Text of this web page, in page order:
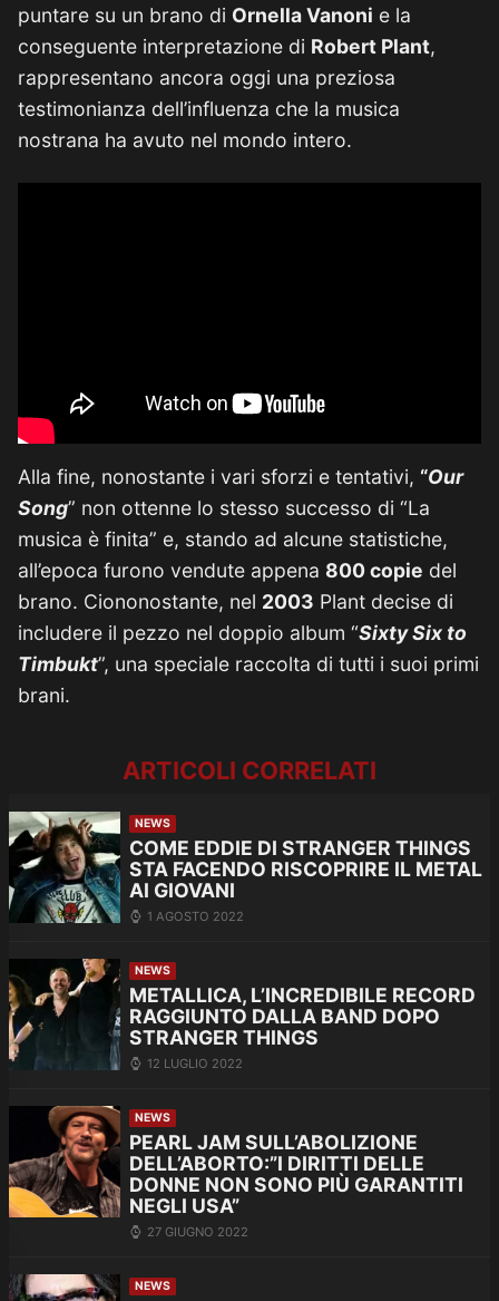
puntare su un brano di Ornella Vanoni e la
conseguente interpretazione di Robert Plant,
rappresentano ancora oggi una preziosa
testimonianza dell’influenza che la musica
nostrana ha avuto nel mondo intero.
Alla fine, nonostante i vari sforzi e tentativi, “Our
Song” non ottenne lo stesso successo di “La
musica è finita” e, stando ad alcune statistiche,
all’epoca furono vendute appena 800 copie del
brano. Ciononostante, nel 2003 Plant decise di
includere il pezzo nel doppio album “Sixty Six to
Timbukt”, una speciale raccolta di tutti i suoi primi
brani.
ARTICOLI CORRELATI
NEWS
COME EDDIE DI STRANGER THINGS
STA FACENDO RISCOPRIRE IL METAL
AI GIOVANI
1 AGOSTO 2022
NEWS
METALLICA, L’INCREDIBILE RECORD
RAGGIUNTO DALLA BAND DOPO
STRANGER THINGS
12 LUGLIO 2022
NEWS
PEARL JAM SULL’ABOLIZIONE
DELL’ABORTO:”I DIRITTI DELLE
DONNE NON SONO PIÙ GARANTITI
NEGLI USA”
27 GIUGNO 2022
NEWS